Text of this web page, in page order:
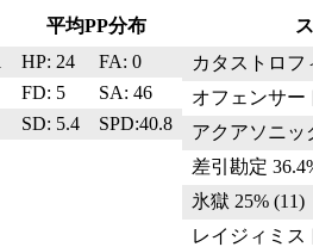
平均PP分布
HP: 24
FA: 0
FD: 5
SA: 46
SD: 5.4 SPD:40.8
カタストロフ
オフェンサー
アクアソニッ
差引勘定
氷獄 25% (11)
レイジィミス